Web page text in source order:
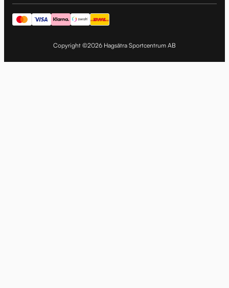
Copyright ©2026 Hagsätra Sportcentrum AB